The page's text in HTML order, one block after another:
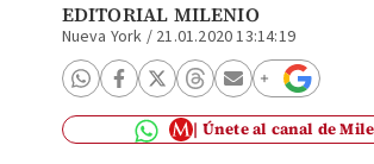
EDITORIAL MILENIO
Nueva York / 21.01.2020 13:14:19
Únete al canal de